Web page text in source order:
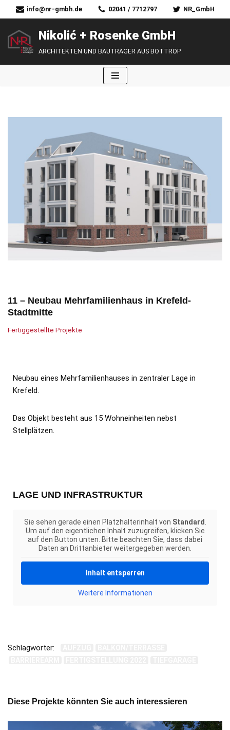
Zum
Inhalt
springen
info@nr-gmbh.de 02041 / 7712797 NR_GmbH
Nikolić + Rosenke GmbH
ARCHITEKTEN UND BAUTRÄGER AUS BOTTROP
11 – Neubau Mehrfamilienhaus in Krefeld-
Stadtmitte
Fertiggestellte Projekte
Neubau eines Mehrfamilienhauses in zentraler Lage in
Krefeld.
Das Objekt besteht aus 15 Wohneinheiten nebst
Stellplätzen.
LAGE UND INFRASTRUKTUR
Sie sehen gerade einen Platzhalterinhalt von Standard
Um auf den eigentlichen Inhalt zuzugreifen, klicken Sie
auf den Button unten. Bitte beachten Sie, dass dabei
Daten an Drittanbieter weitergegeben werden.
Inhalt entsperren
Weitere Informationen
Schlagwörter:
Diese Projekte könnten Sie auch interessieren